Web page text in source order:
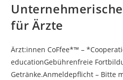
für Ärzte
Ärzt:innen CoFfee*™ –
educationGebührenfreie
Getränke.Anmeldepflicht – Bitte